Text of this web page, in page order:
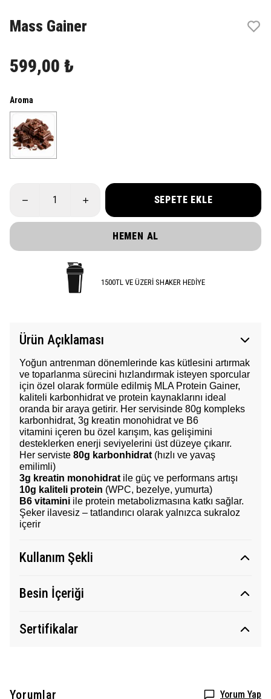
Mass Gainer
599,00 ₺
Aroma
SEPETE EKLE
HEMEN AL
1500TL VE ÜZERİ SHAKER HEDİYE
Ürün Açıklaması
Yoğun antrenman dönemlerinde kas kütlesini artırmak
ve toparlanma sürecini hızlandırmak isteyen sporcular
için özel olarak formüle edilmiş MLA Protein Gainer,
kaliteli karbonhidrat ve protein kaynaklarını ideal
oranda bir araya getirir. Her servisinde 80g kompleks
karbonhidrat, 3g kreatin monohidrat ve B6
vitamini içeren bu özel karışım, kas gelişimini
desteklerken enerji seviyelerini üst düzeye çıkarır.
Her serviste 80g karbonhidrat (hızlı ve yavaş
emilimli)
3g kreatin monohidrat ile güç ve performans artışı
10g kaliteli protein (WPC, bezelye, yumurta)
B6 vitamini ile protein metabolizmasına katkı sağlar.
Şeker ilavesiz – tatlandırıcı olarak yalnızca sukraloz
içerir
Kullanım Şekli
Besin İçeriği
Sertifikalar
Yorumlar Yorum Yap